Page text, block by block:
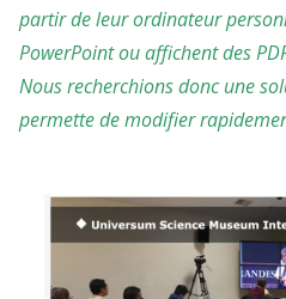
partir de leur ordinateur
PowerPoint ou affichent des
Nous recherchions donc une
permette de modifier